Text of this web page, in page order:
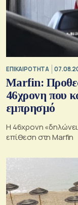
ΕΠΙΚΑΙΡΟΤΗΤΑ
Marfin:
46χρονη που
εμπρησμό
H 46χρονη
επίθεση στη Marfin